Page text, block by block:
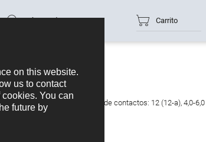
Número de parte Carrito
de cable hembra, Número de contactos: 12 (12-a), 4,0-